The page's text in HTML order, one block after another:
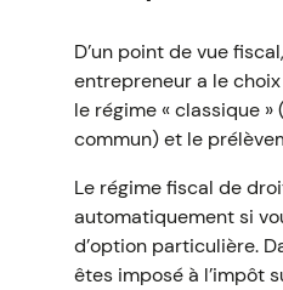
D’un point de vue
entrepreneur a le
le régime « classique
commun) et le
Le régime fiscal de
automatiquement si
d’option particulière.
êtes imposé à l’impôt